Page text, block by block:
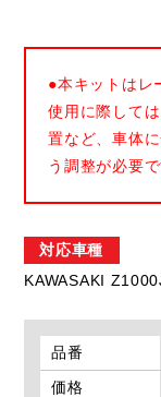
●本キットはレ
使用に際して
置など、車体
う調整が必要で
対応車種
KAWASAKI
品番
価格